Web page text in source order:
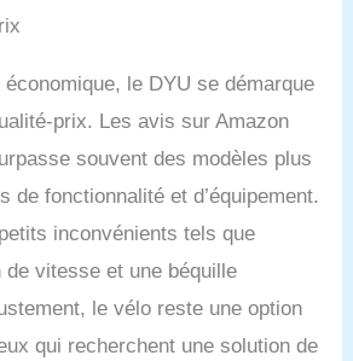
ce dont vous avez besoin.
Informations
supplémentaires : Pesant
27KG avec une capacité
de charge robuste de
120KG, ce vélo est conçu
pour accueillir des
cyclistes de toutes tailles,
durabilité pour chaque
trajet. Le vélo électrique
économique, le DYU se démarque
prix. Les avis sur Amazon
souvent des modèles plus
de fonctionnalité et d’équipement.
inconvénients tels que
de vitesse et une béquille
le vélo reste une option
qui recherchent une solution de